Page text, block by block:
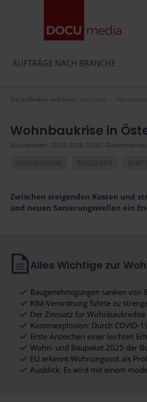
AUFTRÄGE NACH BRANCHE
Sie befinden sich hier: Startseite
Wohnbaukrise in
Aktualisiert: 10.09.2025 11:00 |
BAUGEWERBE RATGEBER
Zwischen steigenden Kosten und
und neuen Sanierungswellen ein
Alles Wichtige zur
Baugenehmigungen sanken von
KIM-Verordnung führte zu
Der Zinssatz für
Kostenexplosion: Durch COVID-
Erste Anzeichen einer leichten
Wohn- und Baupaket 2025 der
EU erkennt Wohnungsnot als
Ausblick: Es wird mit einem